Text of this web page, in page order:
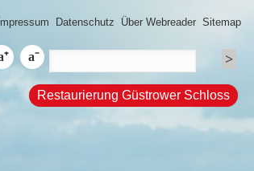
Impressum Datenschutz Über Webreader Sitemap
Restaurierung Güstrower Schloss